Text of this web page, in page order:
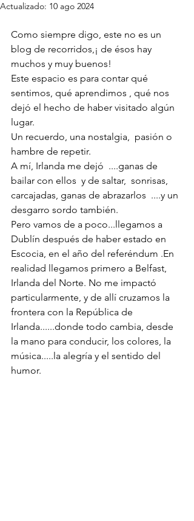
Actualizado: 10 ago 2024
Como siempre digo, este no es un
blog de recorridos,¡ de ésos hay
muchos y muy buenos!
Este espacio es para contar qué
sentimos, qué aprendimos , qué nos
dejó el hecho de haber visitado algún
lugar.
Un recuerdo, una nostalgia,  pasión o
hambre de repetir.
A mí, Irlanda me dejó  ....ganas de
bailar con ellos  y de saltar,  sonrisas,
carcajadas, ganas de abrazarlos  ....y un
desgarro sordo también.
Pero vamos de a poco...llegamos a
Dublín después de haber estado en
Escocia, en el año del referéndum .En
realidad llegamos primero a Belfast,
Irlanda del Norte. No me impactó
particularmente, y de allí cruzamos la
frontera con la República de
Irlanda......donde todo cambia, desde
la mano para conducir, los colores, la
música.....la alegría y el sentido del
humor.